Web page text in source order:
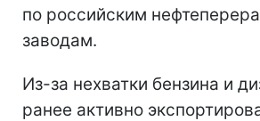
по российским
заводам.
Из-за нехватки бензина и
ранее активно